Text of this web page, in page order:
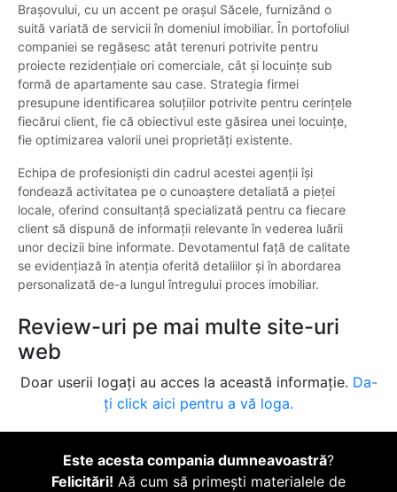
Brașovului, cu un accent pe orașul Săcele, furnizând o
suită variată de servicii în domeniul imobiliar. În portofoliul
companiei se regăsesc atât terenuri potrivite pentru
proiecte rezidențiale ori comerciale, cât și locuințe sub
formă de apartamente sau case. Strategia firmei
presupune identificarea soluțiilor potrivite pentru cerințele
fiecărui client, fie că obiectivul este găsirea unei locuințe,
fie optimizarea valorii unei proprietăți existente.
Echipa de profesioniști din cadrul acestei agenții își
fondează activitatea pe o cunoaștere detaliată a pieței
locale, oferind consultanță specializată pentru ca fiecare
client să dispună de informații relevante în vederea luării
unor decizii bine informate. Devotamentul față de calitate
se evidențiază în atenția oferită detaliilor și în abordarea
personalizată de-a lungul întregului proces imobiliar.
Review-uri pe mai multe site-uri
web
Doar userii logați au acces la această informație. Da-
ți click aici pentru a vă loga.
Este acesta compania dumneavoastră?
Felicitări! Aă cum să primești materialele de